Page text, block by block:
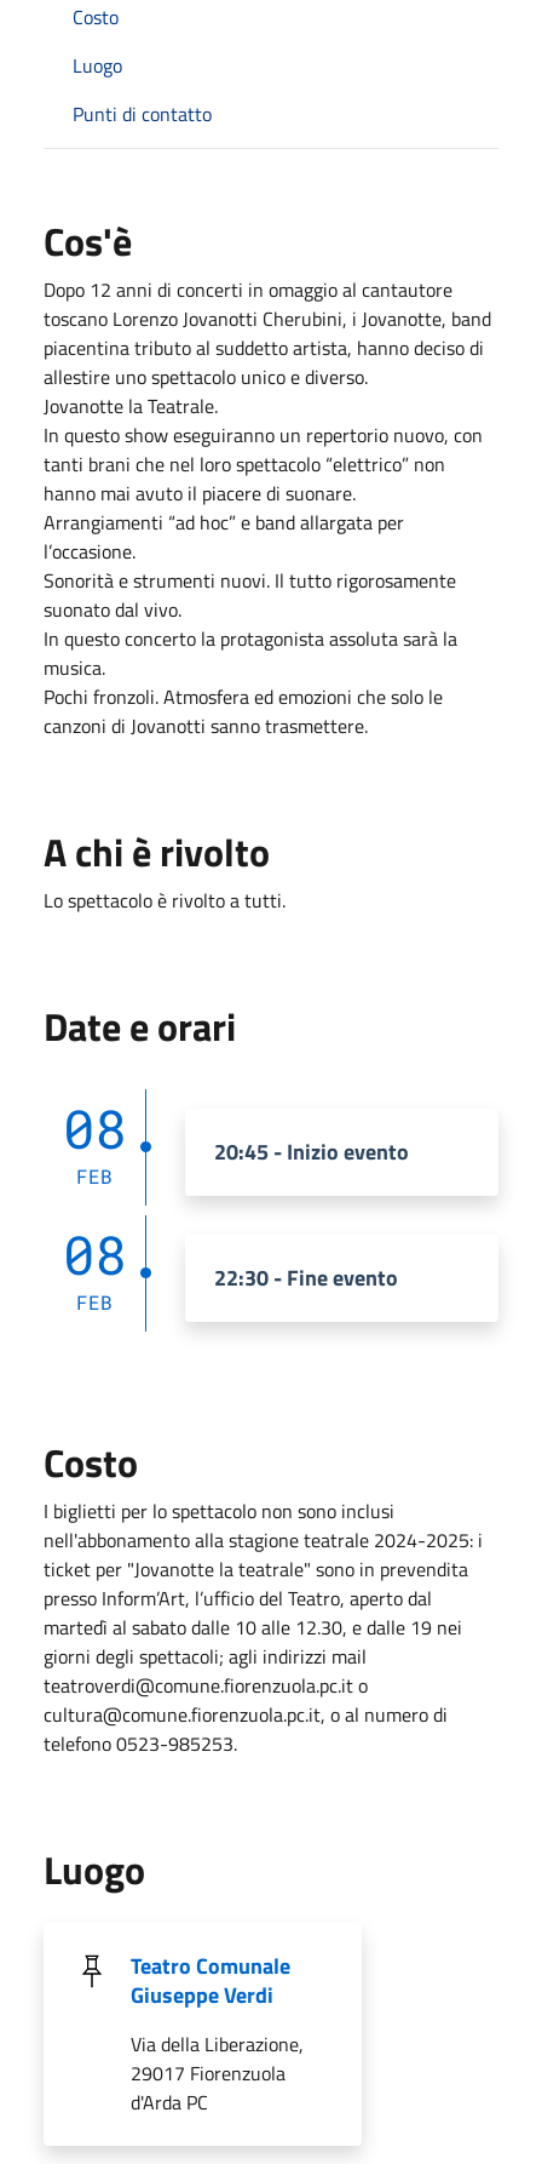
Costo
Luogo
Punti di contatto
Cos'è
Dopo 12 anni di concerti in omaggio al cantautore
toscano Lorenzo Jovanotti Cherubini, i Jovanotte, band
piacentina tributo al suddetto artista, hanno deciso di
allestire unospettacolo unico e diverso.
Jovanotte la Teatrale.
In questo show eseguiranno un repertorio nuovo, con
tanti brani che nel loro spettacolo “elettrico” non
hanno mai avuto il piacere di suonare.
Arrangiamenti “ad hoc” e band allargata per
l’occasione.
Sonorità e strumenti nuovi. Il tutto rigorosamente
suonato dal vivo.
In questo concerto la protagonista assoluta sarà la
musica.
Pochi fronzoli. Atmosfera ed emozioni che solo le
canzoni di Jovanotti sanno trasmettere.
A chi è rivolto
Lo spettacolo è rivolto a tutti.
Date e orari
08
FEB
20:45 - Inizio evento
08
FEB
22:30 - Fine evento
Costo
I biglietti per lo spettacolo non sono inclusi
nell'abbonamento alla stagione teatrale 2024-2025: i
ticket per "Jovanotte la teatrale" sono in prevendita
presso Inform’Art, l’ufficio del Teatro, aperto dal
martedì al sabato dalle 10 alle 12.30, e dalle 19 nei
giorni degli spettacoli; agli indirizzi mail
teatroverdi@comune.fiorenzuola.pc.it o
cultura@comune.fiorenzuola.pc.it, o al numero di
telefono 0523-985253.
Luogo
Teatro Comunale
Giuseppe Verdi
Via della Liberazione,
29017 Fiorenzuola
d'Arda PC